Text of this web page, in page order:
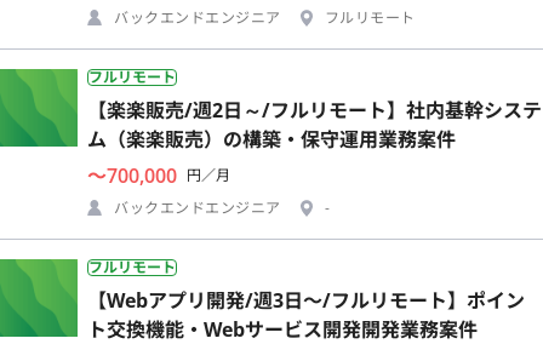
バックエンドエンジニア
フルリモート
フルリモート
【楽楽販売/週2日～/フルリモート】社内基幹システ
ム（楽楽販売）の構築・保守運用業務案件
〜700,000 円／月
バックエンドエンジニア
-
フルリモート
【Webアプリ開発/週3日〜/フルリモート】ポイン
ト交換機能・Webサービス開発開発業務案件